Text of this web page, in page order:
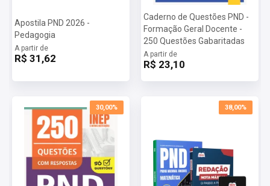
Apostila PND 2026 -
Pedagogia
A partir de
R$ 31,62
Caderno de Questões PND -
Formação Geral Docente -
250 Questões Gabaritadas
A partir de
R$ 23,10
30,00% 38,00%